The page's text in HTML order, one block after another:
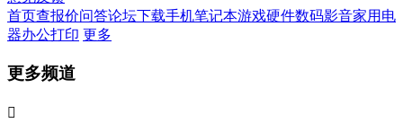
首页查报价问答论坛下载手机笔记本游戏硬件数码影音家用电
器办公打印 更多
更多频道
